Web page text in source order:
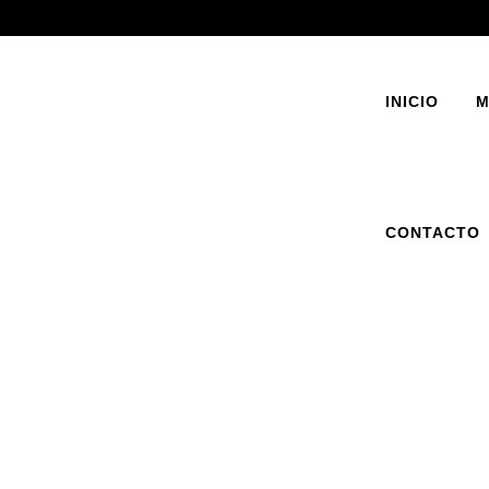
INICIO
CONTACTO